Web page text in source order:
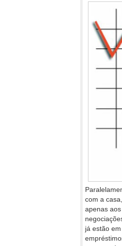
com a
apenas
já estão